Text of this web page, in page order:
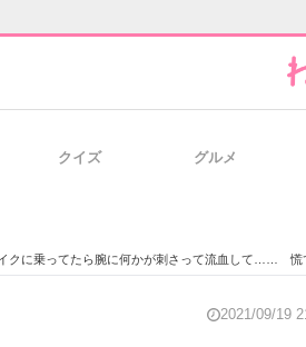
クイズ グルメ
クに乗ってたら腕に何かが刺さって流血して…… 慌てて
2021/09/19